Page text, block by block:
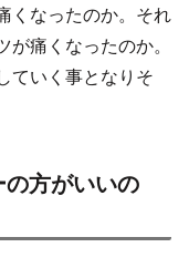
くなったのか。それ
痛くなったのか。
ていく事となりそ
方がいいの